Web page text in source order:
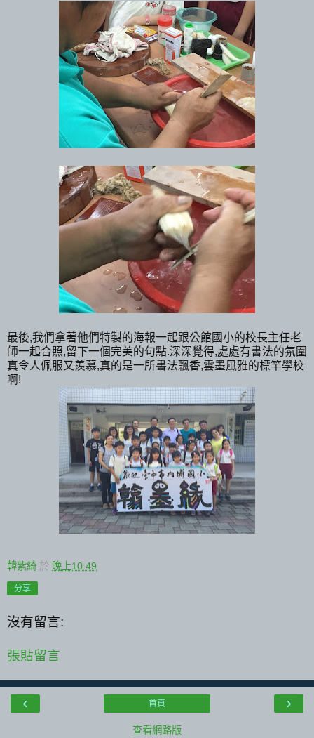
最後,我們拿著他們特製的海報一起跟公館國小的校長主任老
師一起合照,留下一個完美的句點.深深覺得,處處有書法的氛圍
真令人佩服又羨慕,真的是一所書法飄香,雲墨風雅的標竿學校
啊!
韓紫綺 於 晚上10:49
分享
沒有留言:
張貼留言
‹ ›
首頁
查看網路版